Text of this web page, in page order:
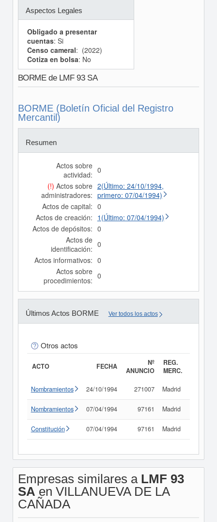
Aspectos Legales
Obligado a presentar
cuentas: Si
Censo cameral: (2022)
Cotiza en bolsa: No
BORME de LMF 93 SA
BORME (Boletín Oficial del Registro
Mercantil)
Resumen
Actos sobre
actividad: 0
(!) Actos sobre
administradores:
2(Último: 24/10/1994,
primero: 07/04/1994)
Actos de capital: 0
Actos de creación: 1(Último: 07/04/1994)
Actos de depósitos: 0
Actos de
identificación: 0
Actos informativos: 0
Actos sobre
procedimientos: 0
Últimos Actos BORME Ver todos los actos
Otros actos
ACTO FECHA
Nº
ANUNCIO
REG.
MERC.
Nombramientos 24/10/1994 271007 Madrid
Nombramientos 07/04/1994 97161 Madrid
Constitución 07/04/1994 97161 Madrid
Empresas similares a LMF 93
SA en VILLANUEVA DE LA
CAÑADA